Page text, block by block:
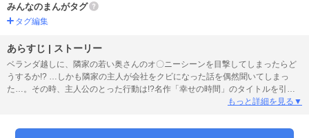
みんなのまんがタグ
タグ編集
あらすじ | ストーリー
ベランダ越しに、隣家の若い奥さんのオ〇ニーシーンを目撃してしまったらど
うするか!? …しかも隣家の主人が会社をクビになった話を偶然聞いてしまっ
た…。その時、主人公のとった行動は!?名作「幸せの時間」のタイトルを引き
継いだちょっとHなハートフル物語がぎゅっと詰まった名作短編集！もっと詳細を見る▼